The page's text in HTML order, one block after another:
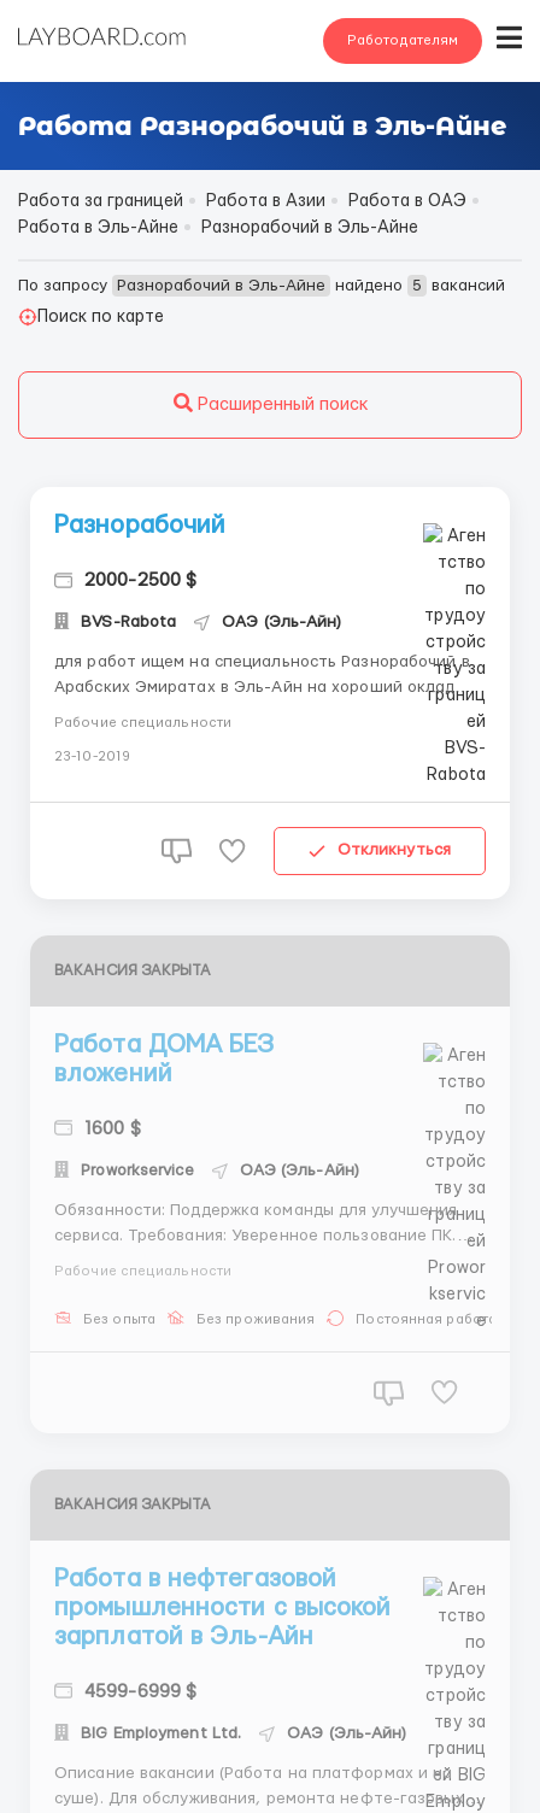
Работодателям
Работа Разнорабочий в Эль-Айне
Работа за границей Работа в Азии
Работа в ОАЭ
Работа в Эль-Айне
Разнорабочий в Эль-Айне
По запросу Разнорабочий в Эль-Айне найдено 5
вакансий
Поиск по карте
Расширенный поиск
Разнорабочий
2000-2500 $
BVS-Rabota ОАЭ (Эль-Айн)
для работ ищем на специальность Разнорабочий в
Арабских Эмиратах в Эль-Айн на хороший оклад
2000-2500 euro зп выдается раз 2 недели, нужен
рабочий квалифицированный хороший работник, не
требуется владения местным языком, важен опыт
Рабочие специальности
23-10-2019
Откликнуться
ВАКАНСИЯ ЗАКРЫТА
Работа ДОМА БЕЗ
вложений
1600 $
Proworkservice ОАЭ (Эль-Айн)
Обязанности: Поддержка команды для улучшения
сервиса. Требования: Уверенное пользование ПК.
Дружелюбный коллектив. Контакты: 📲 WhatsApp: +7
Рабочие специальности
Без опыта Без проживания Постоянная работа
ВАКАНСИЯ ЗАКРЫТА
Работа в нефтегазовой
промышленности с высокой
зарплатой в Эль-Айн
4599-6999 $
BIG Employment Ltd. ОАЭ (Эль-Айн)
Описание вакансии (Работа на платформах и на
суше). Для обслуживания, ремонта нефте-газовых